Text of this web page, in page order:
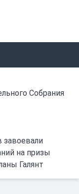
Собрания
завоевали
на призы
Галянт